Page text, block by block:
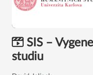
SIS –
studiu